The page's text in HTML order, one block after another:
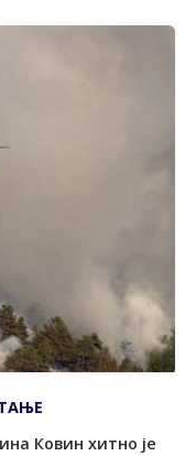
Ковин хитно је